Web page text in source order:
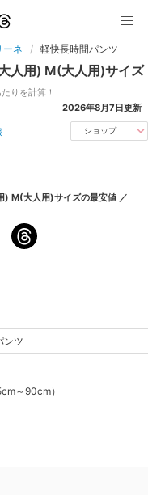
ーネ 軽快長時間パンツ
人用) M(大人用)サイズ
りを計算！
2026年8月7日更新
ショップ
) M(大人用)サイズの最安値 ／
ンツ
～90cm）